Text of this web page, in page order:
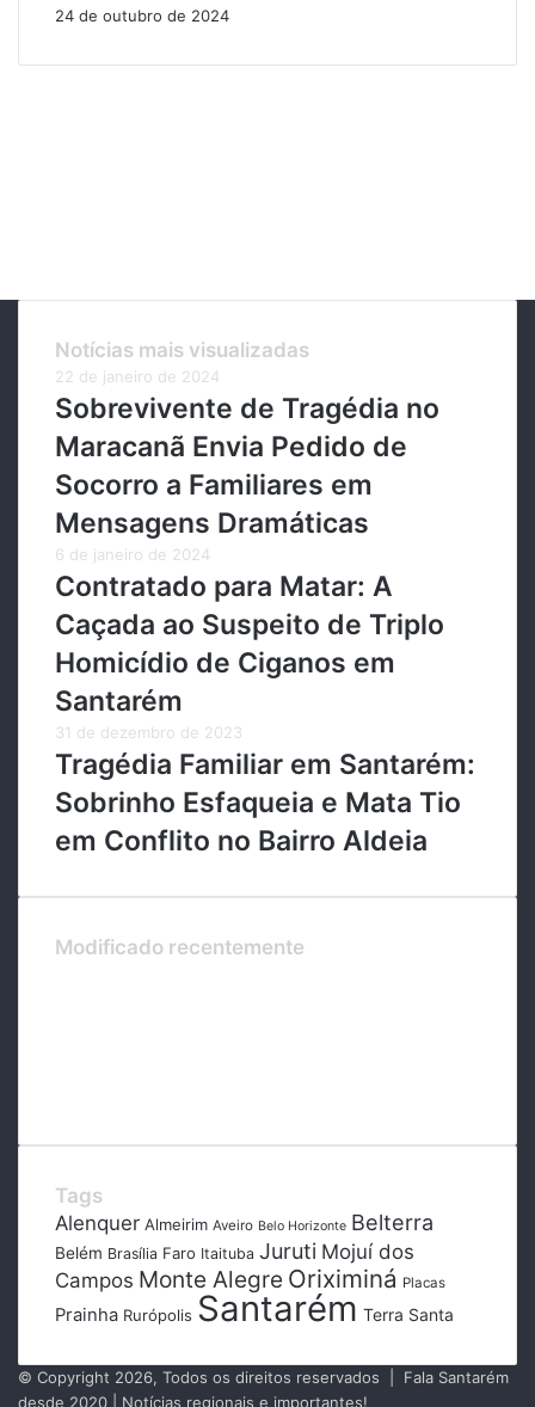
24 de outubro de 2024
Notícias mais visualizadas
22 de janeiro de 2024
Sobrevivente de Tragédia no
Maracanã Envia Pedido de
Socorro a Familiares em
Mensagens Dramáticas
6 de janeiro de 2024
Contratado para Matar: A
Caçada ao Suspeito de Triplo
Homicídio de Ciganos em
Santarém
31 de dezembro de 2023
Tragédia Familiar em Santarém:
Sobrinho Esfaqueia e Mata Tio
em Conflito no Bairro Aldeia
Modificado recentemente
Tags
Alenquer Almeirim Aveiro Belo Horizonte Belterra
Belém Brasília Faro Itaituba Juruti Mojuí dos
Campos Monte Alegre Oriximiná Placas
Prainha Rurópolis Santarém Terra Santa
© Copyright 2026, Todos os direitos reservados | Fala Santarém
desde 2020 | Notícias regionais e importantes!